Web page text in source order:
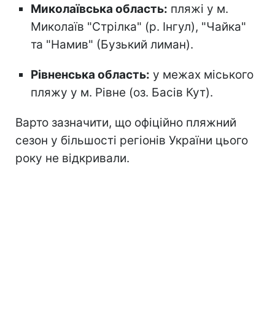
Миколаївська область: пляжі у м.
Миколаїв "Стрілка" (р. Інгул), "Чайка"
та "Намив" (Бузький лиман).
Рівненська область: у межах міського
пляжу у м. Рівне (оз. Басів Кут).
Варто зазначити, що офіційно пляжний
сезон у більшості регіонів України цього
року не відкривали.